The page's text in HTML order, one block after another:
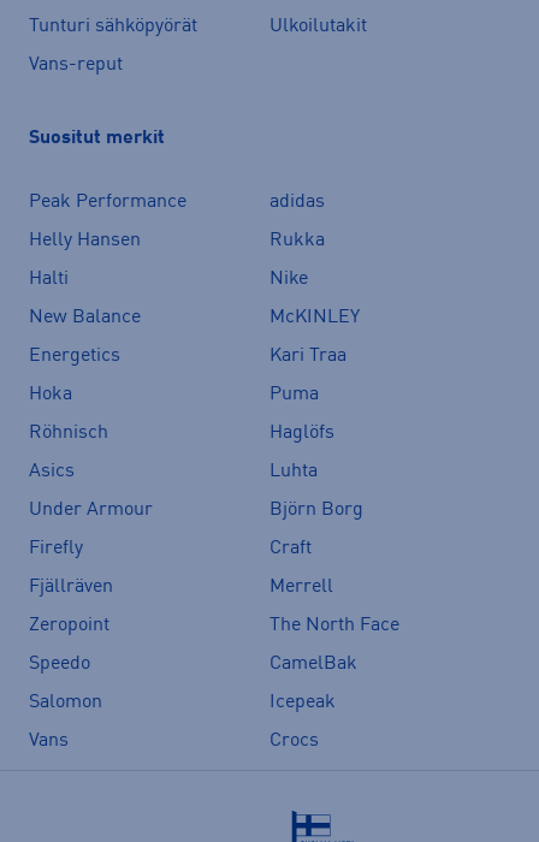
Tunturi sähköpyörät
Ulkoilutakit
Vans-reput
Suositut merkit
Peak Performance
adidas
Helly Hansen
Rukka
Halti
Nike
New Balance
McKINLEY
Energetics
Kari Traa
Hoka
Puma
Röhnisch
Haglöfs
Asics
Luhta
Under Armour
Björn Borg
Firefly
Craft
Fjällräven
Merrell
Zeropoint
The North Face
Speedo
CamelBak
Salomon
Icepeak
Vans
Crocs